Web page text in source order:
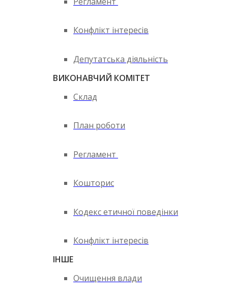
Конфлікт інтересів
Депутатська діяльність
ВИКОНАВЧИЙ КОМІТЕТ
Склад
План роботи
Регламент
Кошторис
Кодекс етичної поведінки
Конфлікт інтересів
ІНШЕ
Очищення влади